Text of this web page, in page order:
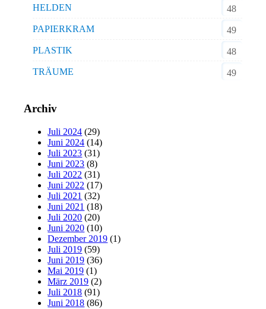
HELDEN
48
PAPIERKRAM
49
PLASTIK
48
TRÄUME
49
Archiv
Juli 2024 (29)
Juni 2024 (14)
Juli 2023 (31)
Juni 2023 (8)
Juli 2022 (31)
Juni 2022 (17)
Juli 2021 (32)
Juni 2021 (18)
Juli 2020 (20)
Juni 2020 (10)
Dezember 2019 (1)
Juli 2019 (59)
Juni 2019 (36)
Mai 2019 (1)
März 2019 (2)
Juli 2018 (91)
Juni 2018 (86)